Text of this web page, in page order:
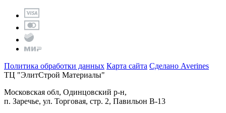
Политика обработки данных Карта сайта Сделано Averines
ТЦ "ЭлитСтрой Материалы"
Московская обл, Одинцовский р-н,
п. Заречье, ул. Торговая, стр. 2, Павильон В-13